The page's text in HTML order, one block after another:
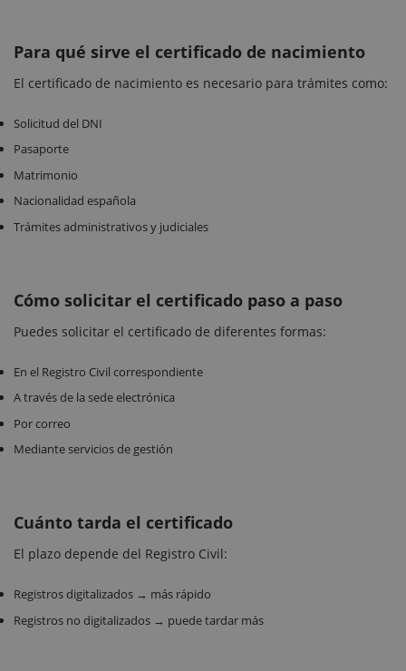
Para qué sirve el certificado de nacimiento
El certificado de nacimiento es necesario para trámites como:
Solicitud del DNI
Pasaporte
Matrimonio
Nacionalidad española
Trámites administrativos y judiciales
Cómo solicitar el certificado paso a paso
Puedes solicitar el certificado de diferentes formas:
En el Registro Civil correspondiente
A través de la sede electrónica
Por correo
Mediante servicios de gestión
Cuánto tarda el certificado
El plazo depende del Registro Civil:
Registros digitalizados → más rápido
Registros no digitalizados → puede tardar más